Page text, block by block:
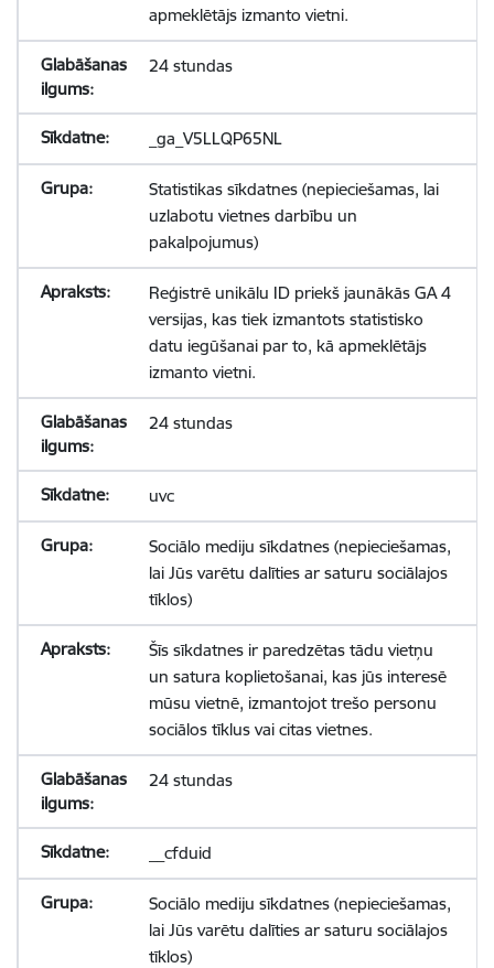
apmeklētājs izmanto vietni.
24 stundas
_ga_V5LLQP65NL
Statistikas sīkdatnes (nepieciešamas, lai
uzlabotu vietnes darbību un
pakalpojumus)
Reģistrē unikālu ID priekš jaunākās GA 4
versijas, kas tiek izmantots statistisko
datu iegūšanai par to, kā apmeklētājs
izmanto vietni.
24 stundas
uvc
Sociālo mediju sīkdatnes (nepieciešamas,
lai Jūs varētu dalīties ar saturu sociālajos
tīklos)
Šīs sīkdatnes ir paredzētas tādu vietņu
un satura koplietošanai, kas jūs interesē
mūsu vietnē, izmantojot trešo personu
sociālos tīklus vai citas vietnes.
24 stundas
__cfduid
Sociālo mediju sīkdatnes (nepieciešamas,
lai Jūs varētu dalīties ar saturu sociālajos
tīklos)